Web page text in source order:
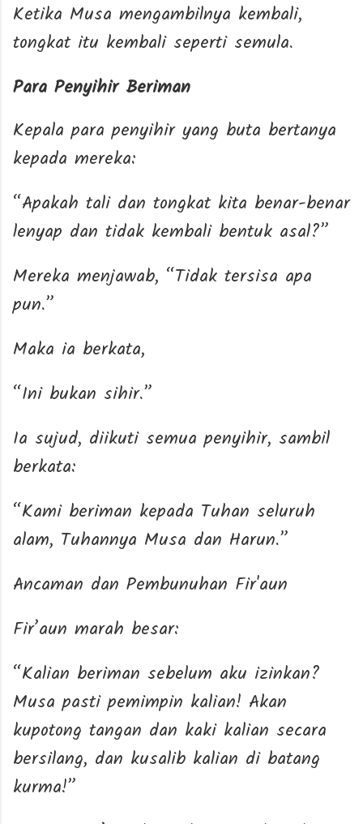
Ketika Musa mengambilnya kembali,
tongkat itu kembali seperti semula.
Para Penyihir Beriman
Kepala para penyihir yang buta bertanya
kepada mereka:
“Apakah tali dan tongkat kita benar-benar
lenyap dan tidak kembali bentuk asal?”
Mereka menjawab, “Tidak tersisa apa
pun.”
Maka ia berkata,
“Ini bukan sihir.”
Ia sujud, diikuti semua penyihir, sambil
berkata:
“Kami beriman kepada Tuhan seluruh
alam, Tuhannya Musa dan Harun.”
Ancaman dan Pembunuhan Fir'aun
Fir’aun marah besar:
“Kalian beriman sebelum aku izinkan?
Musa pasti pemimpin kalian! Akan
kupotong tangan dan kaki kalian secara
bersilang, dan kusalib kalian di batang
kurma!”